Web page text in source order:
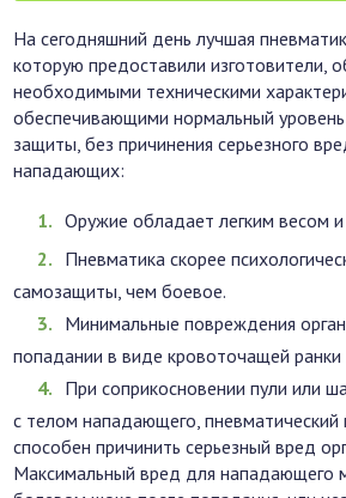
На сегодняшний день лучшая
которую предоставили изготовители,
необходимыми техническими
обеспечивающими нормальный
защиты, без причинения серьезного
нападающих:
Оружие обладает легким весом и
Пневматика скорее
самозащиты, чем боевое.
Минимальные повреждения
попадании в виде кровоточащей ранки
При соприкосновении пули или
с телом нападающего, пневматический
способен причинить серьезный вред
Максимальный вред для нападающего